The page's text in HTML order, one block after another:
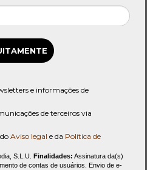
e informações de
de terceiros via
Aviso legal e da Política de
S.L.U. Finalidades: Assinatura da(s)
de contas de usuários. Envio de e-